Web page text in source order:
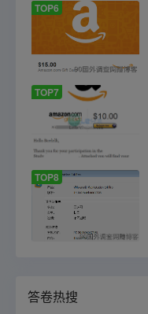
TOP6
TOP7
TOP8
答卷热搜